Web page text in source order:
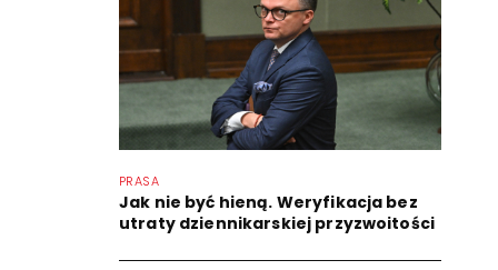
PRASA
Jak nie być hieną. Weryfikacja bez
utraty dziennikarskiej przyzwoitości